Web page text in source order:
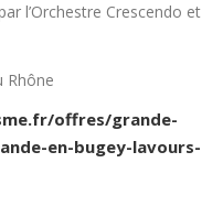
l’Orchestre Crescendo et
Rhône
offres/grande-
en-bugey-lavours-